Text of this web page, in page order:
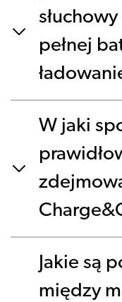
pełnej
W jaki
Jakie są
między